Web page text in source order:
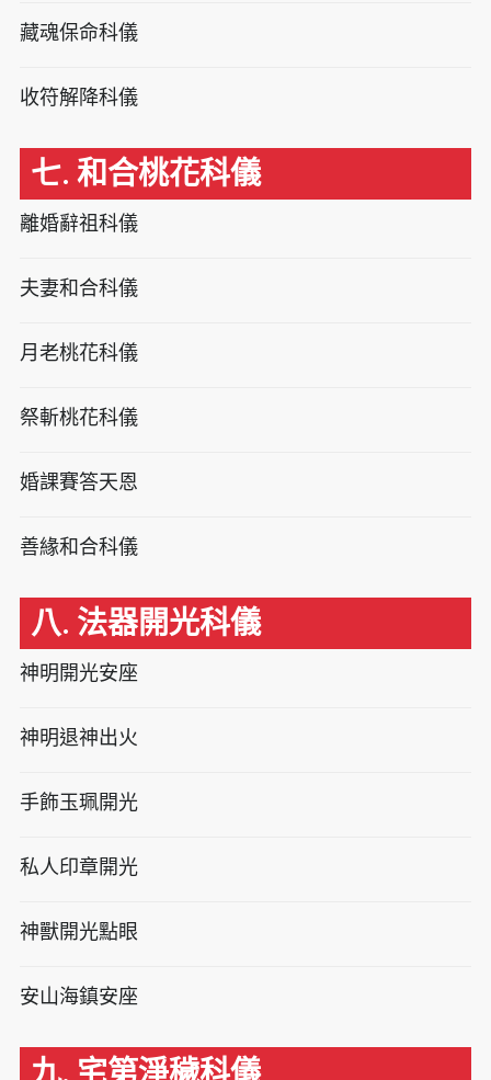
藏魂保命科儀
收符解降科儀
七. 和合桃花科儀
離婚辭祖科儀
夫妻和合科儀
月老桃花科儀
祭斬桃花科儀
婚課賽答天恩
善緣和合科儀
八. 法器開光科儀
神明開光安座
神明退神出火
手飾玉珮開光
私人印章開光
神獸開光點眼
安山海鎮安座